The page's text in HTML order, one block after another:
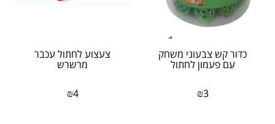
כדור קש צבעוני משחק
עם פעמון לחתול
₪3
צעצוע לחתול עכבר
מרשרש
₪4